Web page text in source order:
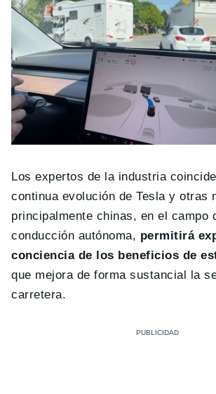
Los expertos de la industria
continua evolución de Tesla y otras
principalmente chinas, en el campo
conducción autónoma, permitirá
conciencia de los beneficios de
que mejora de forma sustancial la
carretera.